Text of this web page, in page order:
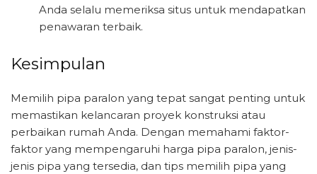
Anda selalu memeriksa situs untuk mendapatkan
penawaran terbaik.
Kesimpulan
Memilih pipa paralon yang tepat sangat penting untuk
memastikan kelancaran proyek konstruksi atau
perbaikan rumah Anda. Dengan memahami faktor-
faktor yang mempengaruhi harga pipa paralon, jenis-
jenis pipa yang tersedia, dan tips memilih pipa yang